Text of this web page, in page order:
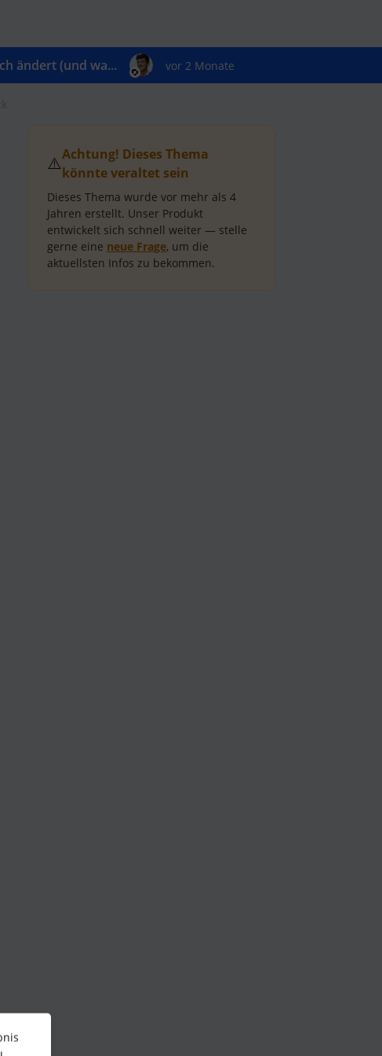
ändert (und wa... vor 2 Monate
⚠️Achtung! Dieses Thema
könnte veraltet sein
Dieses Thema wurde vor mehr als 4
Jahren erstellt. Unser Produkt
entwickelt sich schnell weiter — stelle
gerne eine neue Frage, um die
aktuellsten Infos zu bekommen.